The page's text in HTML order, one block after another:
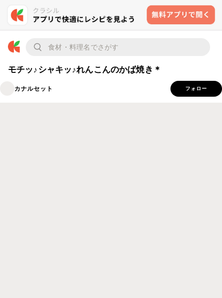
モチッ♪シャキッ♪れんこんのかば焼き＊
カナルセット フォロー